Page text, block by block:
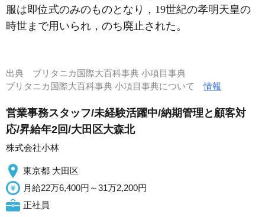
服は即位式のみのものとなり，19世紀の孝明天皇の
時世まで用いられ，のち廃止された。
出典 ブリタニカ国際大百科事典 小項目事典
ブリタニカ国際大百科事典 小項目事典について情報
営業事務スタッフ/未経験活躍中/納期管理と顧客対
応/昇給年2回/大田区大森北
株式会社小林
東京都 大田区
月給22万6,400円～31万2,200円
正社員